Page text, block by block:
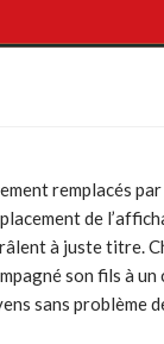
remplacés par
de
à juste titre.
son fils à
sans problème